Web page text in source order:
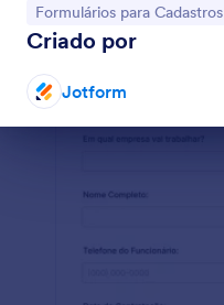
Ir para Categoria:
Formulários para Cadastros
Criado por
Jotform